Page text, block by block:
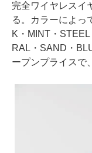
完全ワイヤレスイ
る。カラーによっ
K・MINT・
RAL・SAND・
ープンプライスで